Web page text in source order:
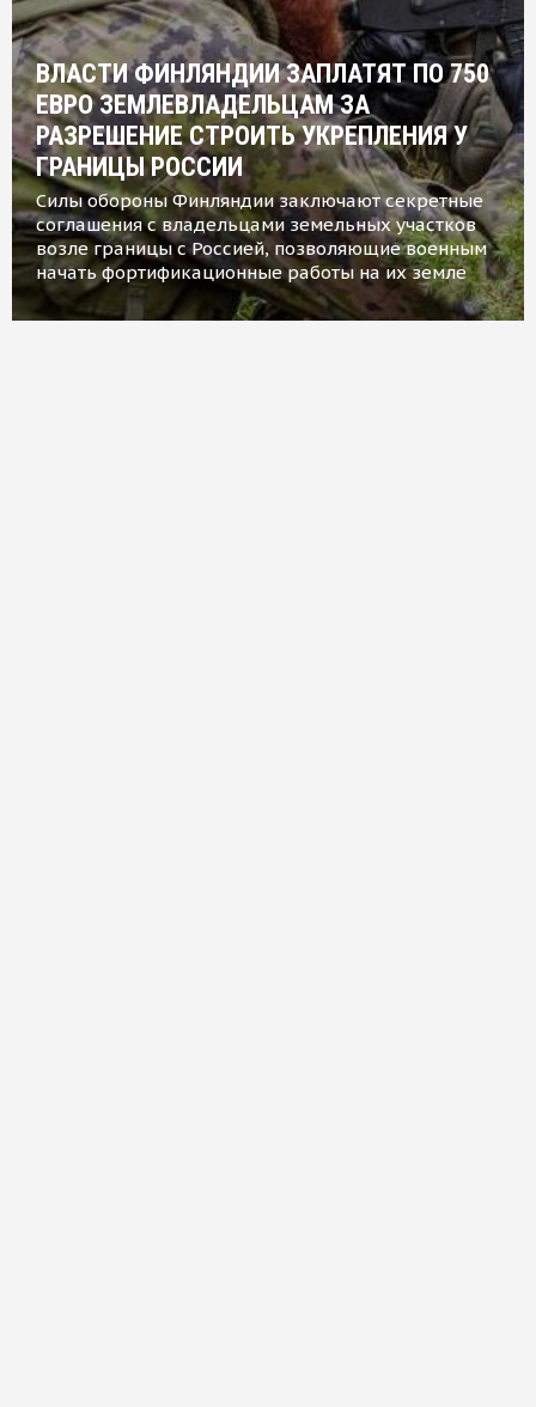
ВЛАСТИ ФИНЛЯНДИИ ЗАПЛАТЯТ ПО 750
ЕВРО ЗЕМЛЕВЛАДЕЛЬЦАМ ЗА
РАЗРЕШЕНИЕ СТРОИТЬ УКРЕПЛЕНИЯ У
ГРАНИЦЫ РОССИИ
Силы обороны Финляндии заключают секретные
соглашения с владельцами земельных участков
возле границы с Россией, позволяющие военным
начать фортификационные работы на их земле